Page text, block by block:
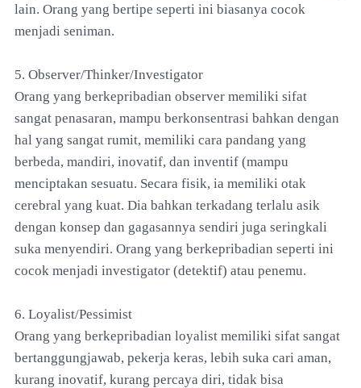
lain. Orang yang bertipe seperti ini biasanya cocok
menjadi seniman.
5. Observer/Thinker/Investigator
Orang yang berkepribadian observer memiliki sifat
sangat penasaran, mampu berkonsentrasi bahkan dengan
hal yang sangat rumit, memiliki cara pandang yang
berbeda, mandiri, inovatif, dan inventif (mampu
menciptakan sesuatu. Secara fisik, ia memiliki otak
cerebral yang kuat. Dia bahkan terkadang terlalu asik
dengan konsep dan gagasannya sendiri juga seringkali
suka menyendiri. Orang yang berkepribadian seperti ini
cocok menjadi investigator (detektif) atau penemu.
6. Loyalist/Pessimist
Orang yang berkepribadian loyalist memiliki sifat sangat
bertanggungjawab, pekerja keras, lebih suka cari aman,
kurang inovatif, kurang percaya diri, tidak bisa